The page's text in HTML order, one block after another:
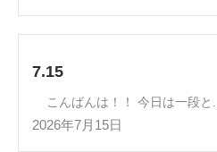
7.15
こんばんは！！ 今日は一段と...
2026年7月15日